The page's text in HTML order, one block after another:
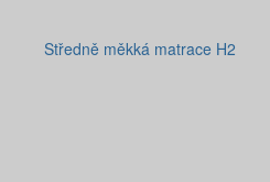
Středně měkká matrace H2